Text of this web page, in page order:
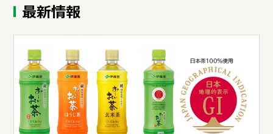
会社概要
伊藤園のあゆみ
グループ行動規範・方針
コーポレート・ガバナンス
トップメッセージ
基本的な考え方と推進体制
マテリアリティ
サステナビリティデータ
健康価値の創造
研究開発
最新情報